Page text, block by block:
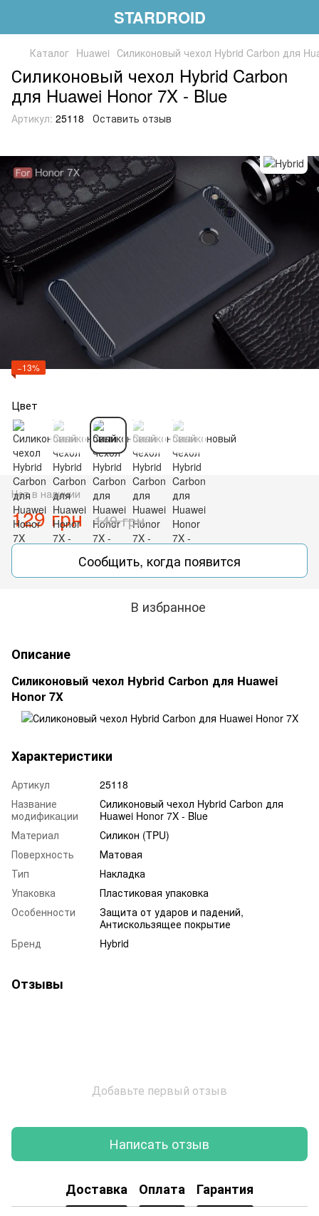
STARDROID
Каталог Huawei Силиконовый чехол Hybrid Carbon для
Силиконовый чехол Hybrid Carbon
для Huawei Honor 7X - Blue
Артикул: 25118 Оставить отзыв
−13%
Цвет
Нет в наличии
129 грн 149 грн
Сообщить, когда появится
В избранное
Описание
Силиконовый чехол Hybrid Carbon для Huawei
Honor 7X
Характеристики
Артикул
25118
Название
модификации
Силиконовый чехол Hybrid Carbon для
Huawei Honor 7X - Blue
Материал
Силикон (TPU)
Поверхность
Матовая
Тип
Накладка
Упаковка
Пластиковая упаковка
Особенности
Защита от ударов и падений,
Антискользящее покрытие
Бренд
Hybrid
Отзывы
Добавьте первый отзыв
Написать отзыв
Доставка Оплата Гарантия